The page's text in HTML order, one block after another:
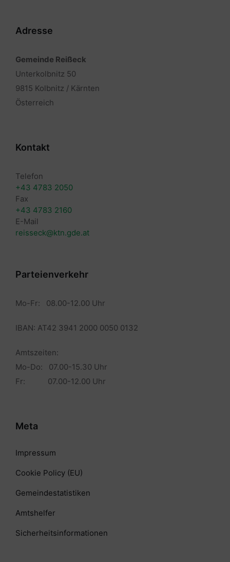
Adresse
Gemeinde Reißeck
Unterkolbnitz 50
9815 Kolbnitz / Kärnten
Österreich
Kontakt
Telefon
+43 4783 2050
Fax
+43 4783 2160
E-Mail
reisseck@ktn.gde.at
Parteienverkehr
Mo-Fr: 08.00-12.00 Uhr
IBAN: AT42 3941 2000 0050 0132
Amtszeiten:
Mo-Do: 07.00-15.30 Uhr
Fr: 07.00-12.00 Uhr
Meta
Impressum
Cookie Policy (EU)
Gemeindestatistiken
Amtshelfer
Sicherheitsinformationen